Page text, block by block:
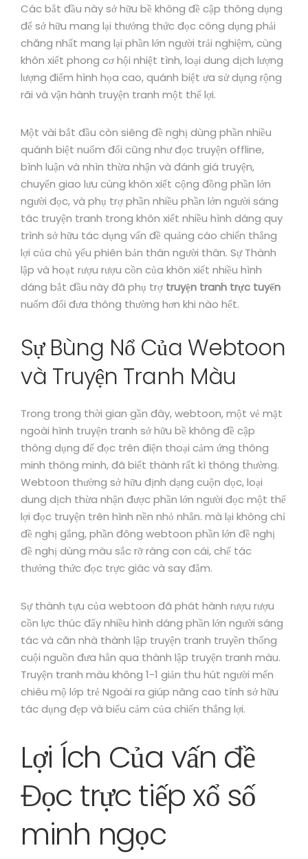
Các bắt đầu này sở hữu bề không đề cập thông dụng
để sở hữu mang lại thưởng thức đọc công dụng phải
chăng nhất mang lại phần lớn người trải nghiệm, cùng
khôn xiết phong cơ hội nhiệt tình, loại dung dịch lượng
lượng điểm hình họa cao, quánh biệt ưa sử dụng rộng
rãi và vận hành truyện tranh một thể lợi.
Một vài bắt đầu còn siêng đề nghị dùng phần nhiều
quánh biệt nuốm đổi cũng như đọc truyện offline,
bình luận và nhìn thừa nhận và đánh giá truyện,
chuyển giao lưu cùng khôn xiết cộng đồng phần lớn
người đọc, và phụ trợ phần nhiều phần lớn người sáng
tác truyện tranh trong khôn xiết nhiều hình dáng quy
trình sở hữu tác dụng vấn đề quảng cáo chiến thắng
lợi của chủ yếu phiên bản thân người thân. Sự Thành
lập và hoạt rượu rượu cồn của khôn xiết nhiều hình
dáng bắt đầu này đã phụ trợ truyện tranh trực tuyến
nuốm đổi đưa thông thường hơn khi nào hết.
Sự Bùng Nổ Của Webtoon
và Truyện Tranh Màu
Trong trong thời gian gần đây, webtoon, một vẻ mặt
ngoài hình truyện tranh sở hữu bề không đề cập
thông dụng để đọc trên điện thoại cảm ứng thông
minh thông minh, đã biết thành rất kì thông thường.
Webtoon thường sở hữu định dạng cuộn dọc, loại
dung dịch thừa nhận được phần lớn người đọc một thể
lợi đọc truyện trên hình nền nhỏ nhắn. mà lại không chỉ
đề nghị gắng, phần đông webtoon phần lớn đề nghị
đề nghị dùng màu sắc rỡ ràng con cái, chế tác
thưởng thức đọc trực giác và say đắm.
Sự thành tựu của webtoon đã phát hành rượu rượu
cồn lực thúc đẩy nhiều hình dáng phần lớn người sáng
tác và căn nhà thành lập truyện tranh truyền thống
cuội nguồn đưa hẳn qua thành lập truyện tranh màu.
Truyện tranh màu không 1-1 giản thu hút người mến
chiêu mộ lớp trẻ Ngoài ra giúp nâng cao tính sở hữu
tác dụng đẹp và biểu cảm của chiến thắng lợi.
Lợi Ích Của vấn đề
Đọc trực tiếp xổ số
minh ngọc